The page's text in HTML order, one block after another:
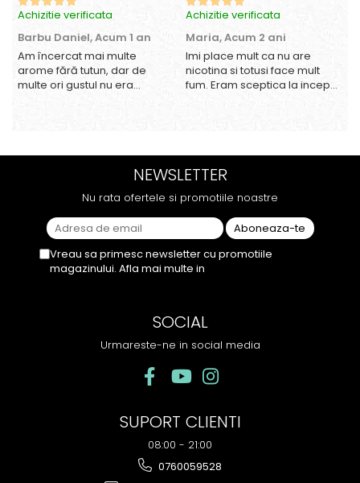
Achizitie verificata
Barbu Daniel,Acum 1 an
Am încercat mai multe
arome fără tutun, dar de
multe ori gustul nu era
sesiunii. Chiar dacă nu
conține tutun, senzația este la
Achizitie verificata
Maria,Acum 2 ani
Imi place mult ca nu are
nicotina si totusi face mult
fum. Eram sceptica la inceput,
camera de tutun sau tigara.
NEWSLETTER
Nu rata ofertele si promotiile noastre
Vreau sa primesc newsletter cu promotiile
magazinului. Afla mai multe in
SOCIAL
Urmareste-ne in social media
SUPORT CLIENTI
08:00 - 21:00
0760059528